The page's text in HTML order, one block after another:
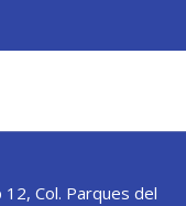
Col. Parques del